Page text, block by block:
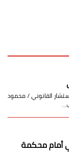
القانوني / محمود
أمام محكمة